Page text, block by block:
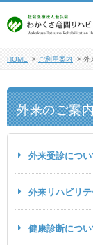
HOME > ご利用案内 > 外
外来のご案
外来受診につい
外来リハビリ
健康診断につい